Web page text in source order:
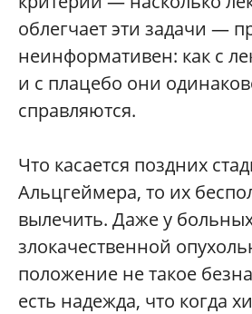
облегчает эти задачи —
неинформативен: как с
и с плацебо они
справляются.
Что касается поздних
Альцгеймера, то их
вылечить. Даже у
злокачественной
положение не такое
есть надежда, что когда